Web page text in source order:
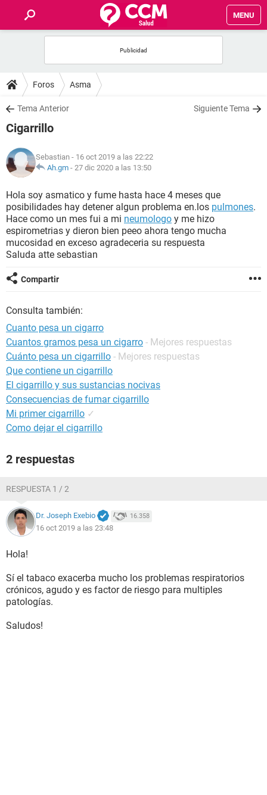
MENU
FOROS
SALUD
FAMILIA
NUTRICIÓN
BIENESTAR
SEXUALIDAD
GLOSARIO
Foros Asma
Tema Anterior Siguiente Tema
Cigarrillo
Sebastian - 16 oct 2019 a las 22:22
Ah.gm - 27 dic 2020 a las 13:50
Hola soy asmatico y fume hasta hace 4 meses que
posibilidades hay detener algun problema en.los pulmones.
Hace como un mes fui a mi neumologo y me hizo
espirometrias y dieron bien peeo ahora tengo mucha
mucosidad en exceso agradeceria su respuesta
Saluda atte sebastian
Compartir
Consulta también:
Cuanto pesa un cigarro
Cuantos gramos pesa un cigarro - Mejores respuestas
Cuánto pesa un cigarrillo - Mejores respuestas
Que contiene un cigarrillo
El cigarrillo y sus sustancias nocivas
Consecuencias de fumar cigarrillo
Mi primer cigarrillo ✓
Como dejar el cigarrillo
2 respuestas
RESPUESTA 1 / 2
Dr. Joseph Exebio 16.358
16 oct 2019 a las 23:48
Hola!
Sí el tabaco exacerba mucho los problemas respiratorios
crónicos, agudo y es factor de riesgo para multiples
patologías.
Saludos!